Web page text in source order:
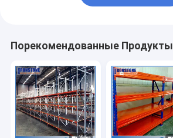
Порекомендованные Продукты